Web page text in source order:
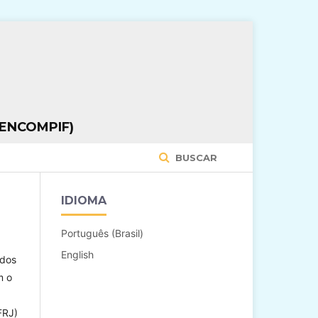
BUSCAR
o
IDIOMA
Português (Brasil)
English